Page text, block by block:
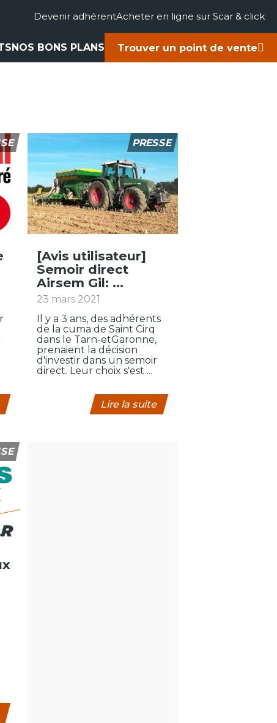
Devenir adhérentAcheter en ligne sur Scar & click
NOS BONS PLANS Trouver un point de vente
PRESSE
[Avis utilisateur]
Semoir direct
Airsem Gil: ...
23 mars 2021
Il y a 3 ans, des adhérents
de la cuma de Saint Cirq
dans le Tarn-etGaronne,
prenaient la décision
d'investir dans un semoir
direct. Leur choix s'est ...
Lire la suite